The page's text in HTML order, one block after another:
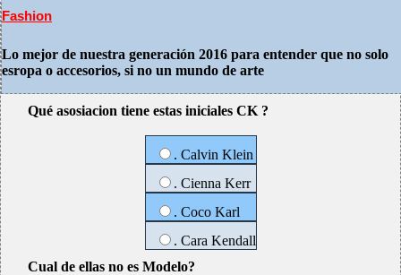
Fashion
Lo mejor de nuestra generación 2016 para entender que no solo
esropa o accesorios, si no un mundo de arte
Qué asosiacion tiene estas iniciales CK ?
. Calvin Klein
. Cienna Kerr
. Coco Karl
. Cara Kendall
Cual de ellas no es Modelo?